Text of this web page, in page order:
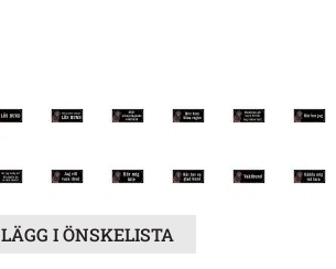
LÄGG I ÖNSKELISTA